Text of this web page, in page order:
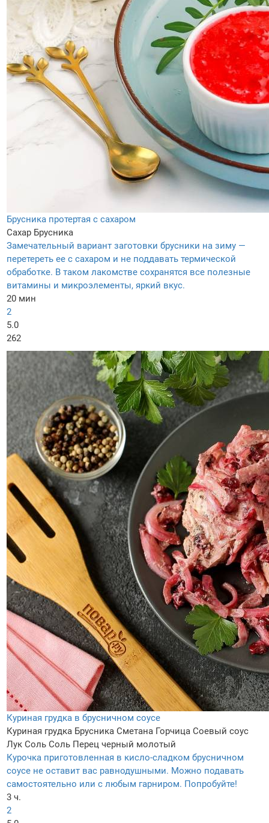
Брусника протертая с сахаром
Сахар Брусника
Замечательный вариант заготовки брусники на зиму —
перетереть ее с сахаром и не поддавать термической
обработке. В таком лакомстве сохранятся все полезные
витамины и микроэлементы, яркий вкус.
20 мин
2
5.0
262
Куриная грудка в брусничном соусе
Куриная грудка Брусника Сметана Горчица Соевый соус
Лук Соль Соль Перец черный молотый
Курочка приготовленная в кисло-сладком брусничном
соусе не оставит вас равнодушными. Можно подавать
самостоятельно или с любым гарниром. Попробуйте!
3 ч.
2